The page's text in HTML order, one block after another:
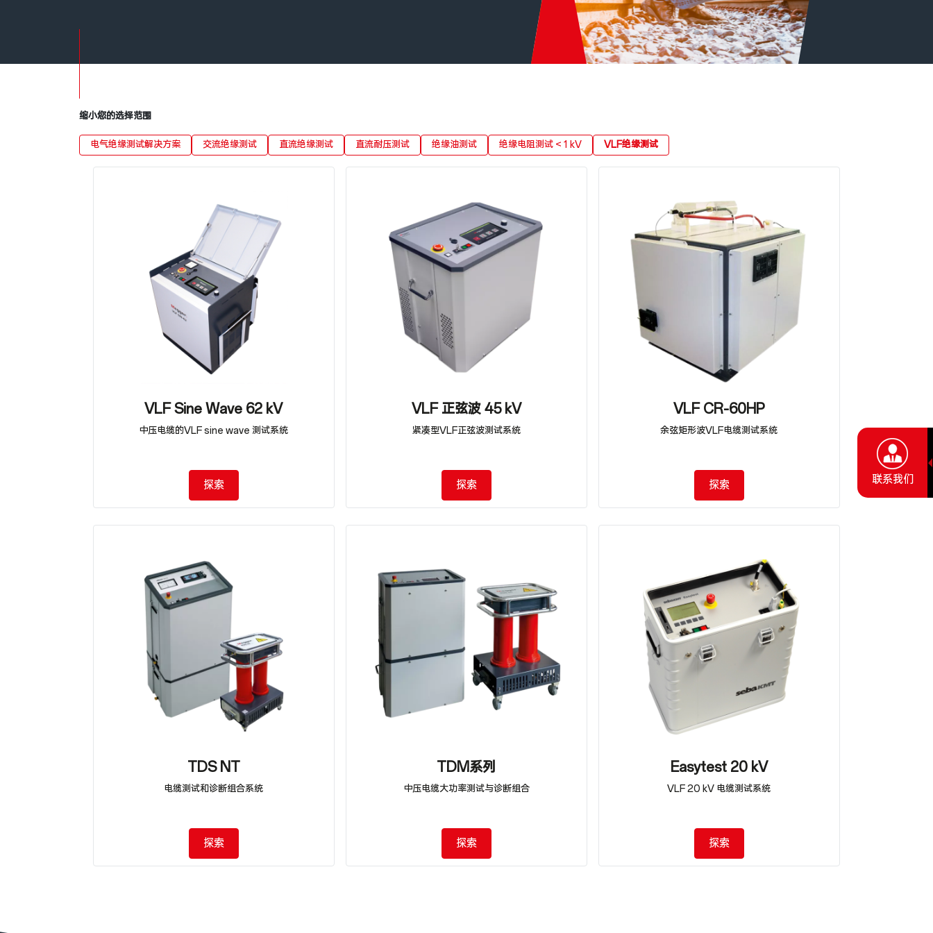
缩小您的选择范围
电气绝缘测试解决方案 交流绝缘测试 直流绝缘测试 直流耐压测试 绝缘油测试 绝缘电阻测试 < 1 kV VLF绝缘测试
VLF Sine Wave 62 kV
中压电缆的VLF sine wave 测试系统
探索
VLF 正弦波 45 kV
紧凑型VLF正弦波测试系统
探索
VLF CR-60HP
余弦矩形波VLF电缆测试系统
探索
TDS NT
电缆测试和诊断组合系统
探索
TDM系列
中压电缆大功率测试与诊断组合
探索
Easytest 20 kV
VLF 20 kV 电缆测试系统
探索
联系我们